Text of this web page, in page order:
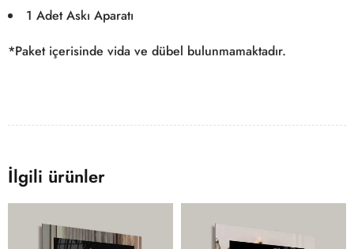
1 Adet Askı Aparatı
*Paket içerisinde vida ve dübel bulunmamaktadır.
İlgili ürünler